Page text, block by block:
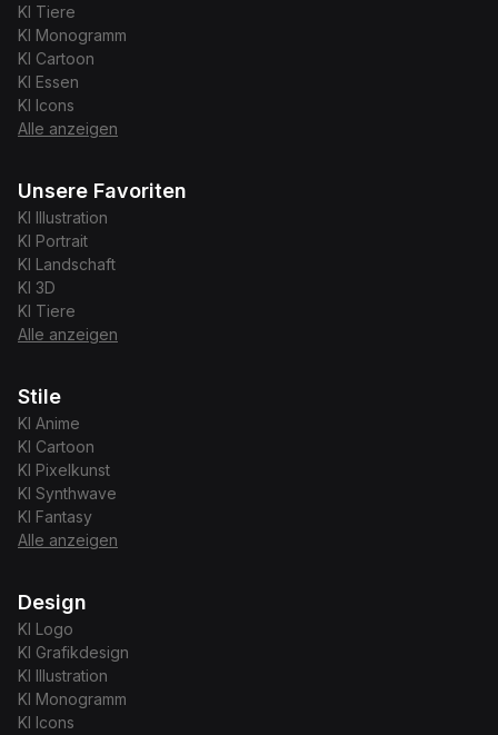
KI Tiere
KI Monogramm
KI Cartoon
KI Essen
KI
Icons
Alle anzeigen
Unsere Favoriten
KI
Illustration
KI Portrait
KI Landschaft
KI 3D
KI Tiere
Alle anzeigen
Stile
KI Anime
KI Cartoon
KI Pixelkunst
KI Synthwave
KI Fantasy
Alle anzeigen
Design
KI Logo
KI Grafikdesign
KI
Illustration
KI Monogramm
KI
Icons